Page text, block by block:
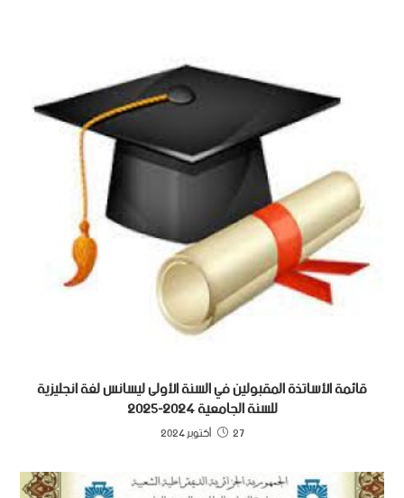
قائمة الأساتذة المقبولين في السنة الأولى ليسانس لغة انجليزية
للسنة الجامعية 2024-2025
27 أكتوبر 2024